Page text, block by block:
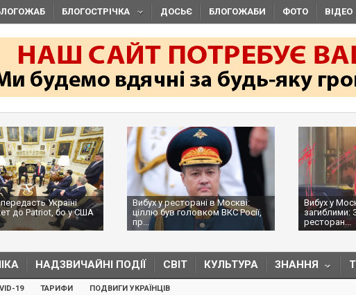
БЛОГОСТРІЧКА ДОСЬЄ БЛОГОЖАБИ ФОТО ВІДЕО
Україні
до Patriot, бо у США
Вибух у ресторані в Москві:
ціллю був головком ВКС Росії,
пр...
Вибух у
загиблими:
ресторан...
НАДЗВИЧАЙНІ ПОДІЇ СВІТ КУЛЬТУРА ЗНАННЯ
19 ТАРИФИ ПОДВИГИ УКРАЇНЦІВ